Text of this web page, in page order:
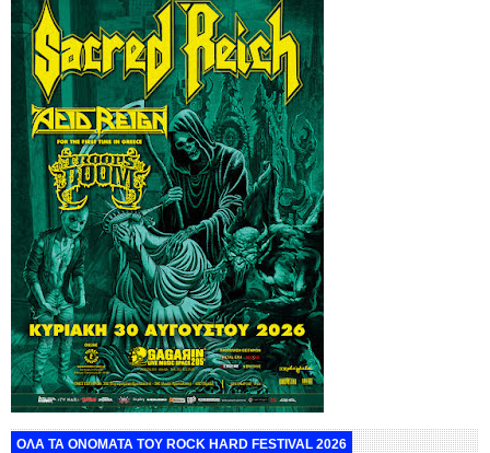
ΟΛΑ ΤΑ ΟΝΟΜΑΤΑ ΤΟΥ ROCK HARD FESTIVAL 2026